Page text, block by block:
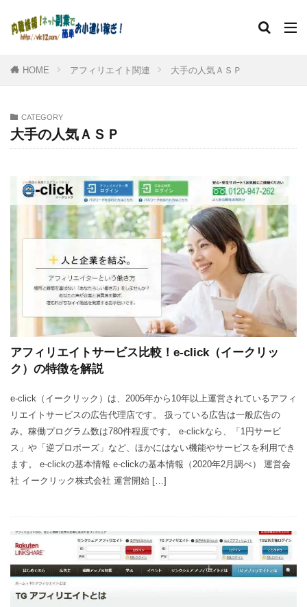
HOME アフィリエイト関連 大手の人気ＡＳＰ
CATEGORY
大手の人気ＡＳＰ
アフィリエイトサービス比較！e-click（イークリッ
ク）の特徴を解説
e-click（イークリック）は、2005年から10年以上運営されているアフィ
リエイトサービスの広告代理店です。 扱っている広告は一般広告の
み。稼働プログラム数は780件程度です。 e-clickなら、「1円サービ
ス」や「逆プロポーズ」など、ほかにはない機能やサービスを利用でき
ます。 e-clickの基本情報 e-clickの基本情報（2020年2月調べ） 運営会
社 イークリック株式会社 運営開始 […]